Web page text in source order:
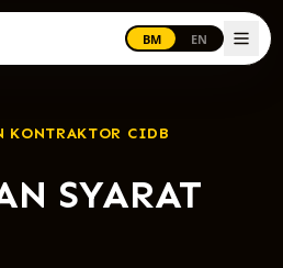
utama
BM EN
KONTRAKTOR CIDB
SYARAT